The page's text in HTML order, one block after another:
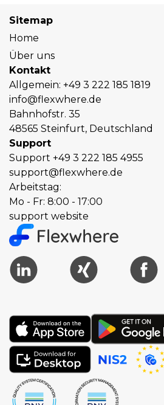
Sitemap
Home
Über uns
Kontakt
Allgemein: +49 3 222 185 1819
info@flexwhere.de
Bahnhofstr. 35
48565 Steinfurt, Deutschland
Support
Support +49 3 222 185 4955
support@flexwhere.de
Arbeitstag:
Mo - Fr: 8:00 - 17:00
support website